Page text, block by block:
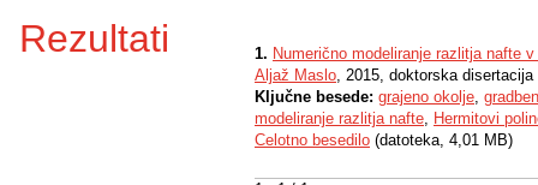
Rezultati 1. Numerično modeliranje razlitja nafte
Aljaž Maslo, 2015, doktorska disertacija
Ključne besede: grajeno okolje,
modeliranje razlitja nafte, Hermitovi
Celotno besedilo (datoteka, 4,01 MB)